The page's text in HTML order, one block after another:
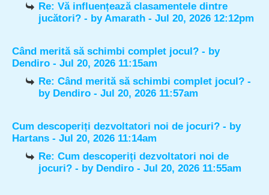
Re: Vă influențează clasamentele dintre
jucători? - byAmarath - Jul 20, 2026 12:12pm
Când merită să schimbi complet jocul? - by
Dendiro - Jul 20, 2026 11:15am
Re: Când merită să schimbi complet jocul? -
by Dendiro - Jul 20, 2026 11:57am
Cum descoperiți dezvoltatori noi de jocuri? - by
Hartans - Jul 20, 2026 11:14am
Re: Cum descoperiți dezvoltatori noi de
jocuri? - by Dendiro - Jul 20, 2026 11:55am